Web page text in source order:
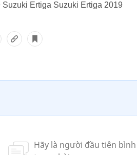
Ertiga Suzuki Ertiga 2019